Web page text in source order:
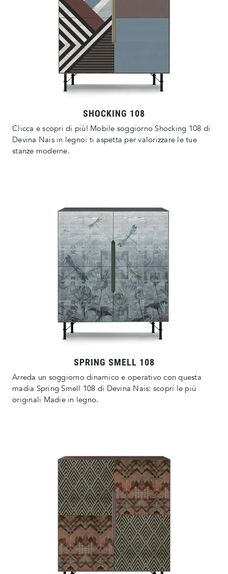
SHOCKING 108
Clicca e scopri di più! Mobile soggiorno Shocking 108 di
Devina Nais in legno: ti aspetta per valorizzare le tue
stanze moderne.
SPRING SMELL 108
Arreda un soggiorno dinamico e operativo con questa
madia Spring Smell 108 di Devina Nais: scopri le più
originali Madie in legno.